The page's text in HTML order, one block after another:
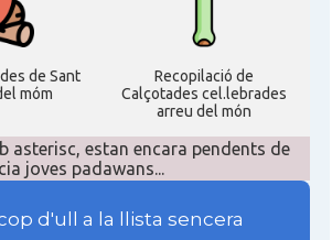
de Sant
móm
Recopilació de
Calçotades cel.lebrades
arreu del món
asterisc, estan encara pendents de
joves padawans...
d'ull a la llista sencera